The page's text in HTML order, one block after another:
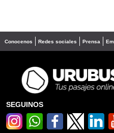
Conocenos Redes sociales Prensa
SEGUINOS